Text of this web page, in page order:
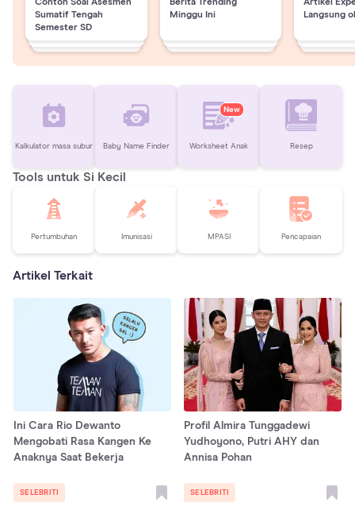
Contoh Soal Asesmen
Sumatif Tengah
Semester SD
Berita Trending
Minggu Ini
Artikel
Langsung
Kalkulator masa subur Baby Name Finder
New
Worksheet Anak Resep
Tools untuk Si Kecil
Pertumbuhan Imunisasi MPASI Pencapaian
Artikel Terkait
Ini Cara Rio Dewanto
Mengobati Rasa Kangen Ke
Anaknya Saat Bekerja
SELEBRITI
Profil Almira Tunggadewi
Yudhoyono, Putri AHY dan
Annisa Pohan
SELEBRITI